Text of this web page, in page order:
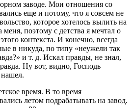
заводе. Мои отношения со
еще и потому, что я совсем не
которое хотелось вылить на
поэтому с детства я мечтал о
контекста. И конечно, всегда
в никуда, по типу «неужели так
и т. д. Искал правды, не знал,
Ну вот, видно, Господь
время. В то время
летом подрабатывать на завод.